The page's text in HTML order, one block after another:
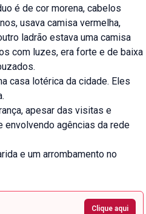
é de cor morena, cabelos
usava camisa vermelha,
ladrão estava uma camisa
com luzes, era forte e de baixa
casa lotérica da cidade. Eles
apesar das visitas e
agências da rede
e um arrombamento no
Clique aqui